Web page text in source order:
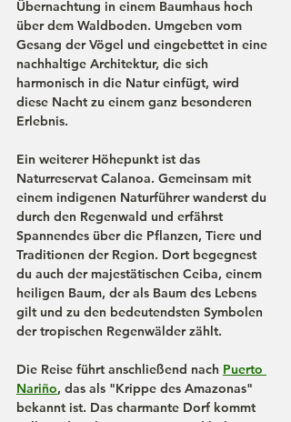
Übernachtung in einem Baumhaus hoch
über dem Waldboden. Umgeben vom
Gesang der Vögel und eingebettet in eine
nachhaltige Architektur, die sich
harmonisch in die Natur einfügt, wird
diese Nacht zu einem ganz besonderen
Erlebnis.
Ein weiterer Höhepunkt ist das
Naturreservat Calanoa. Gemeinsam mit
einem indigenen Naturführer wanderst du
durch den Regenwald und erfährst
Spannendes über die Pflanzen, Tiere und
Traditionen der Region. Dort begegnest
du auch der majestätischen Ceiba, einem
heiligen Baum, der als Baum des Lebens
gilt und zu den bedeutendsten Symbolen
der tropischen Regenwälder zählt.
Die Reise führt anschließend nach Puerto
Nariño, das als "Krippe des Amazonas"
bekannt ist. Das charmante Dorf kommt